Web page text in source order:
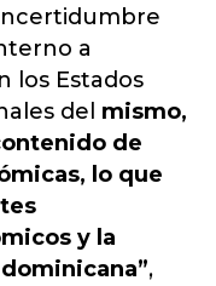
a
los Estados
del mismo,
de
lo que
y la
,